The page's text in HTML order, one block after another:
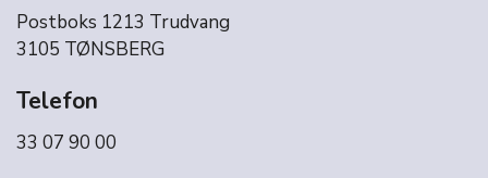
Postboks 1213 Trudvang
3105 TØNSBERG
Telefon
33 07 90 00